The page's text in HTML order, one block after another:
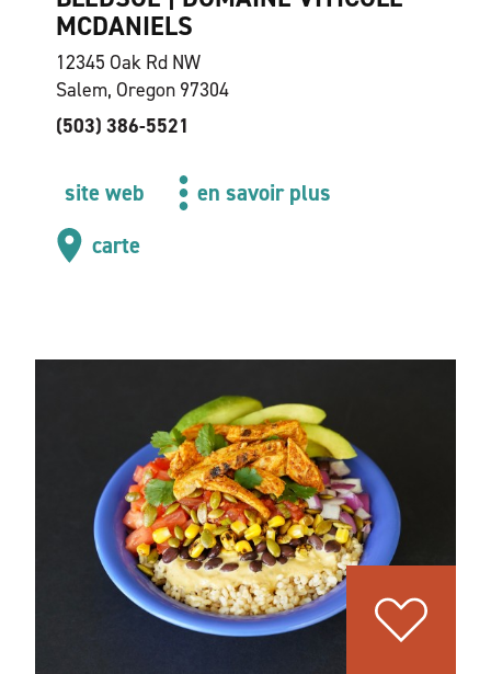
MCDANIELS
12345 Oak Rd NW
Salem, Oregon 97304
(503) 386-5521
site web
en savoir plus
carte